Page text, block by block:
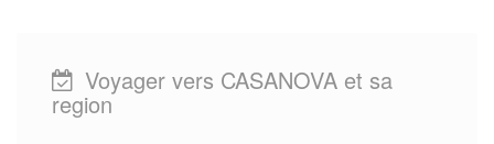
Voyager vers CASANOVA et sa
region